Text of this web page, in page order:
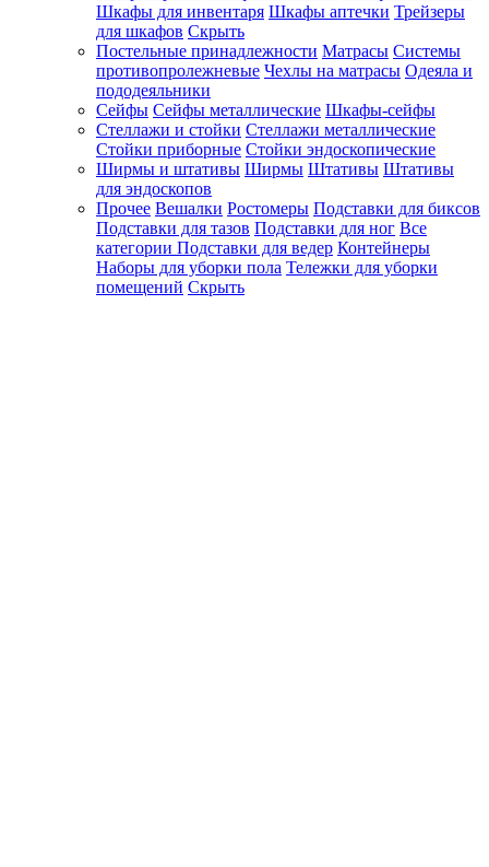
Шкафы для инвентаря Шкафы аптечки Трейзеры
для шкафов Скрыть
Постельные принадлежности Матрасы Системы
противопролежневые Чехлы на матрасы Одеяла и
пододеяльники
Сейфы Сейфы металлические Шкафы-сейфы
Стеллажи и стойки Стеллажи металлические
Стойки приборные Стойки эндоскопические
Ширмы и штативы Ширмы Штативы Штативы
для эндоскопов
Прочее Вешалки Ростомеры Подставки для биксов
Подставки для тазов Подставки для ног Все
категории Подставки для ведер Контейнеры
Наборы для уборки пола Тележки для уборки
помещений Скрыть